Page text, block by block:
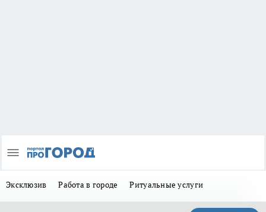
Эксклюзив Работа в городе Ритуальные услуги